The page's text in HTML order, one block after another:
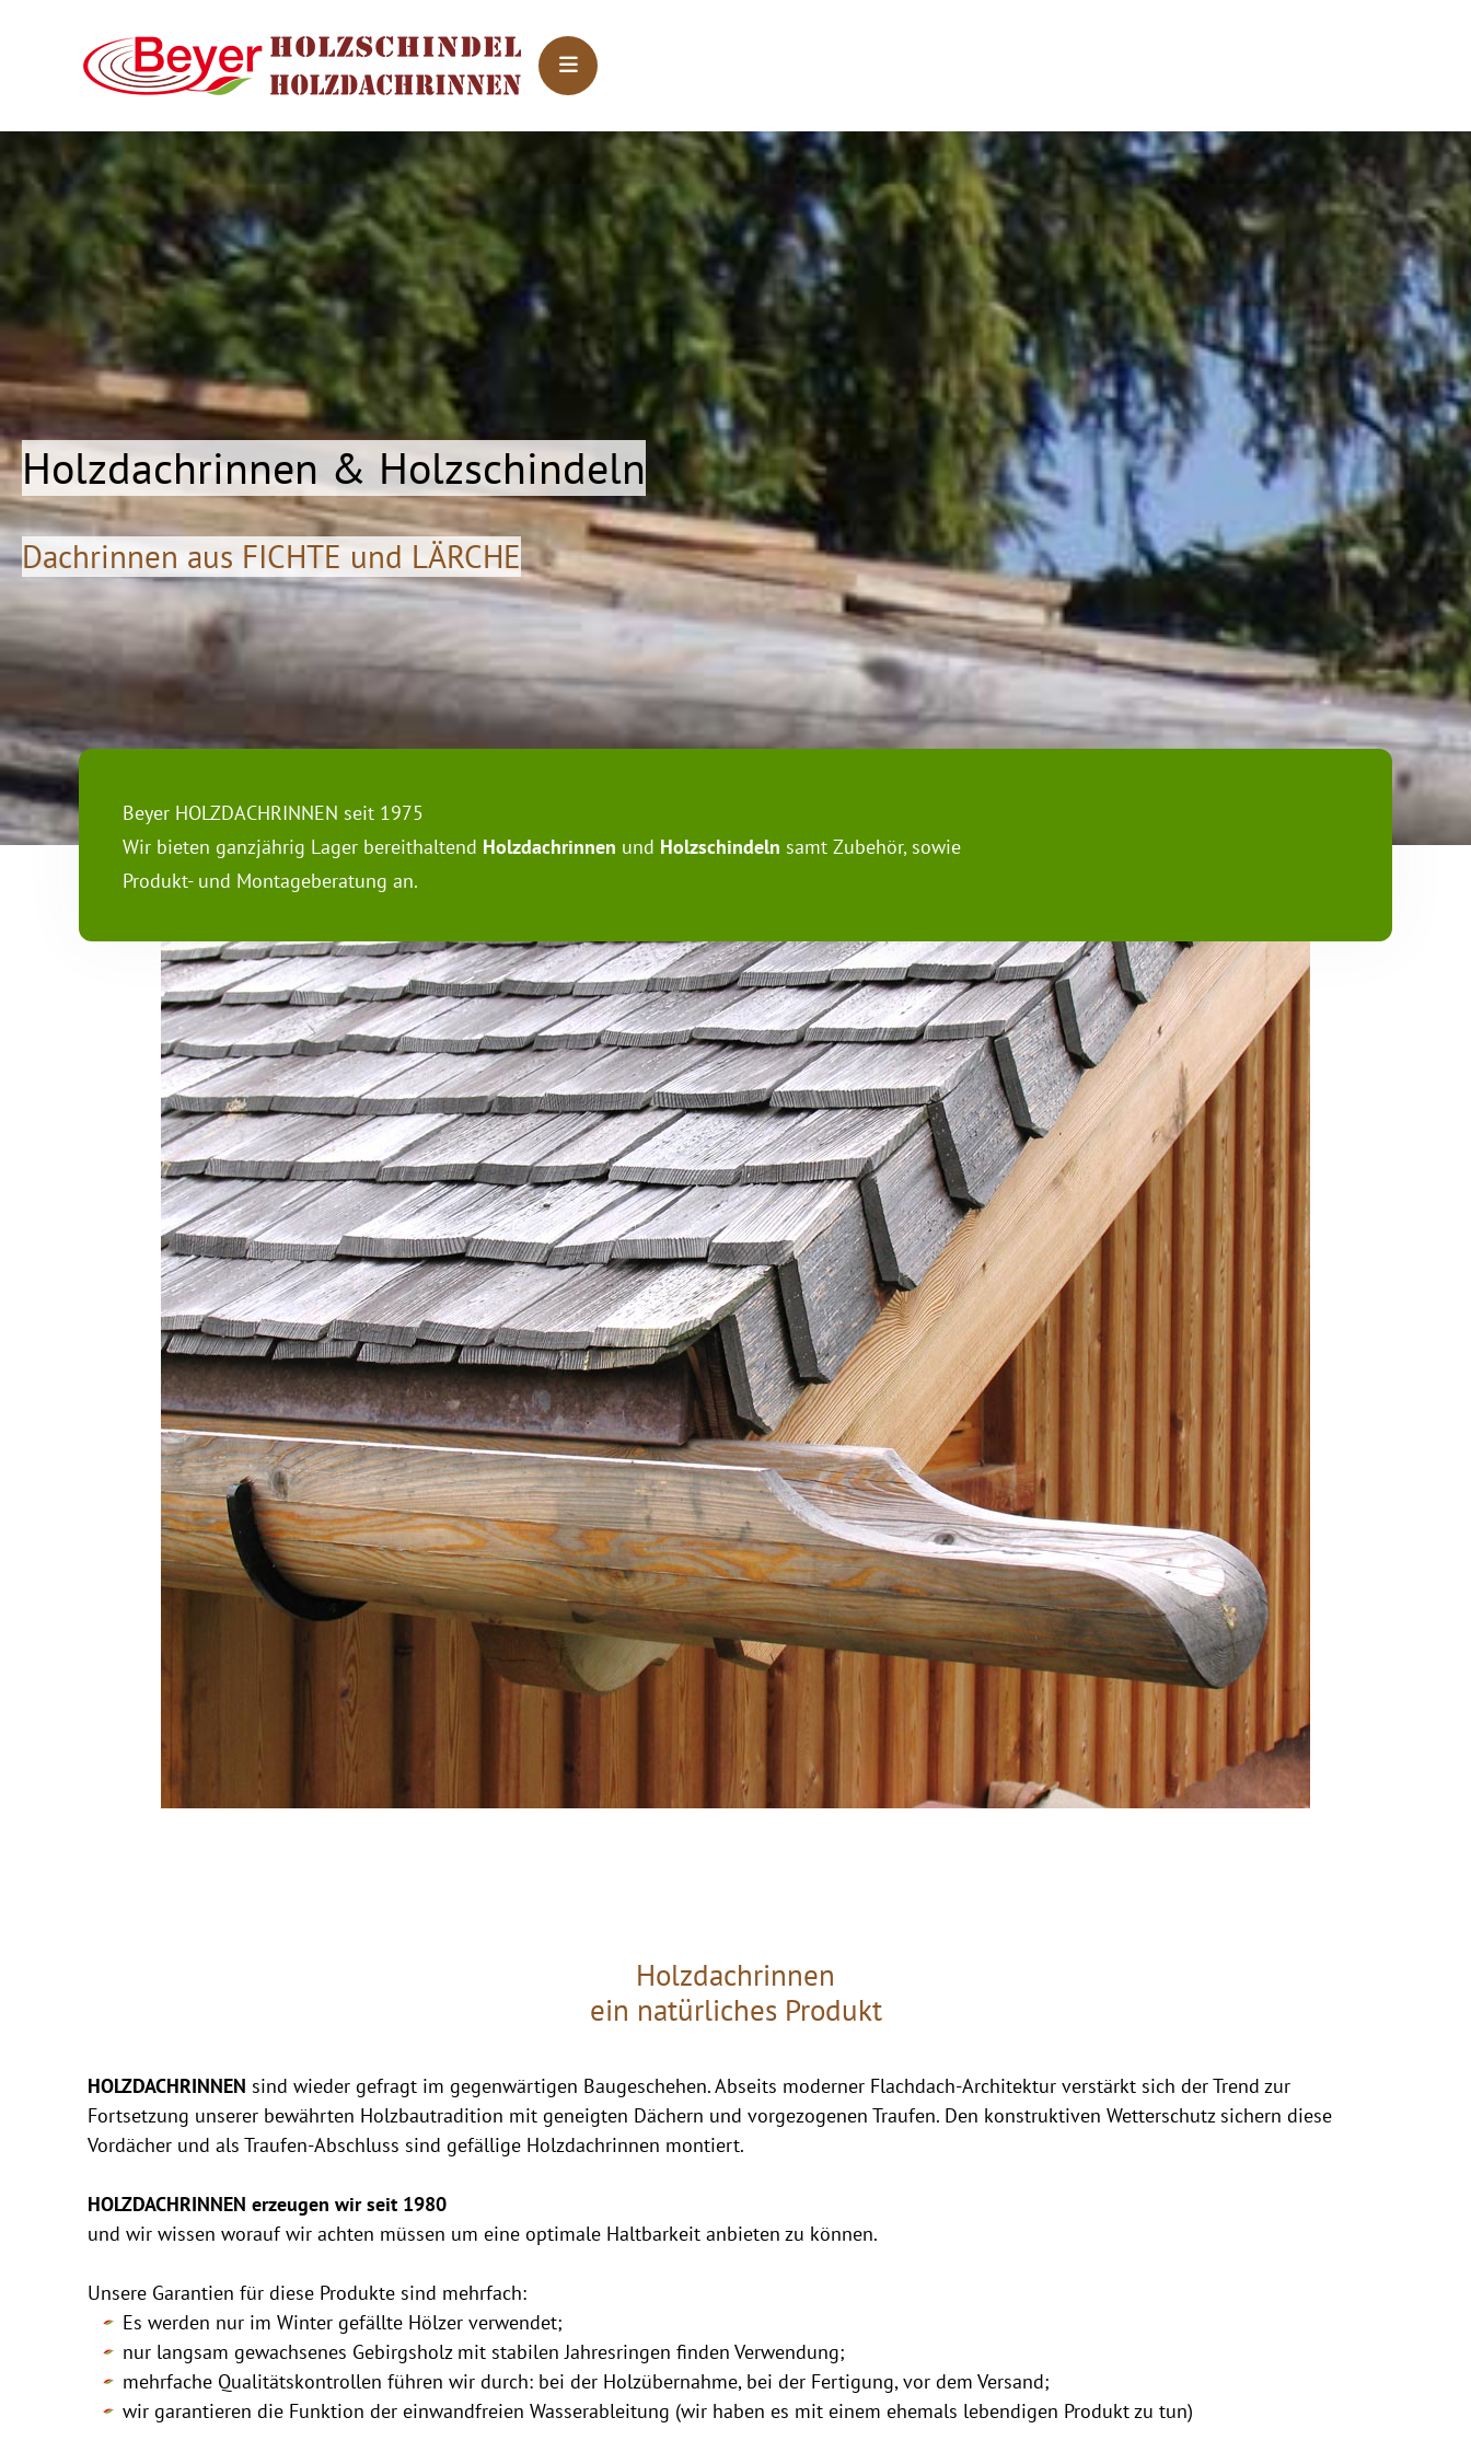
Holzdachrinnen & Holzschindeln
Dachrinnen aus FICHTE und LÄRCHE
Beyer HOLZDACHRINNEN seit 1975
Wir bieten ganzjährig Lager bereithaltend Holzdachrinnen und Holzschindeln samt Zubehör, sowie
Produkt- und Montageberatung an.
Holzdachrinnen
ein natürliches Produkt
HOLZDACHRINNEN sind wieder gefragt im gegenwärtigen Baugeschehen. Abseits moderner Flachdach-Architektur verstärkt sich der Trend zur
Fortsetzung unserer bewährten Holzbautradition mit geneigten Dächern und vorgezogenen Traufen. Den konstruktiven Wetterschutz sichern diese
Vordächer und als Traufen-Abschluss sind gefällige Holzdachrinnen montiert.
HOLZDACHRINNEN erzeugen wir seit 1980
und wir wissen worauf wir achten müssen um eine optimale Haltbarkeit anbieten zu können.
Unsere Garantien für diese Produkte sind mehrfach:
Es werden nur im Winter gefällte Hölzer verwendet;
nur langsam gewachsenes Gebirgsholz mit stabilen Jahresringen finden Verwendung;
mehrfache Qualitätskontrollen führen wir durch: bei der Holzübernahme, bei der Fertigung, vor dem Versand;
wir garantieren die Funktion der einwandfreien Wasserableitung (wir haben es mit einem ehemals lebendigen Produkt zu tun)